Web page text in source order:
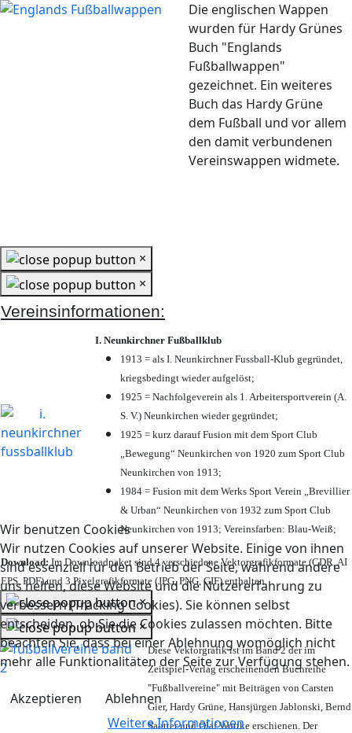
Wir benutzen Cookies
Wir nutzen Cookies auf unserer Website. Einige von ihnen
sind essenziell für den Betrieb der Seite, während andere
uns helfen, diese Website und die Nutzererfahrung zu
verbessern (Tracking Cookies). Sie können selbst
entscheiden, ob Sie die Cookies zulassen möchten. Bitte
beachten Sie, dass bei einer Ablehnung womöglich nicht
mehr alle Funktionalitäten der Seite zur Verfügung stehen.
Akzeptieren
Ablehnen
Weitere Informationen
Die englischen Wappen
wurden für Hardy Grünes
Buch "Englands
Fußballwappen"
gezeichnet. Ein weiteres
Buch das Hardy Grüne
dem Fußball und vor allem
den damit verbundenen
Vereinswappen widmete.
×
×
Vereinsinformationen:
I. Neunkirchner Fußballklub
1913 = als I. Neunkirchner Fussball-Klub gegründet,
kriegsbedingt wieder aufgelöst;
1925 = Nachfolgeverein als 1. Arbeitersportverein (A.
S. V.) Neunkirchen wieder gegründet;
1925 = kurz darauf Fusion mit dem Sport Club
„Bewegung“ Neunkirchen von 1920 zum Sport Club
Neunkirchen von 1913;
1984 = Fusion mit dem Werks Sport Verein „Brevillier
& Urban“ Neunkirchen von 1932 zum Sport Club
Neunkirchen von 1913; Vereinsfarben: Blau-Weiß;
Download: Im Downloadpaket sind 4 verschiedene Vektorgrafikformate (CDR, AI
EPS, PDF) und 3 Pixelgrafikformate (JPG, PNG, GIF) enthalten.
×
×
Diese Vektorgrafik ist im Band 2 der im
Zeitspiel-Verlag erscheinenden Buchreihe
"Fußballvereine" mit Beiträgen von Carsten
Gier, Hardy Grüne, Hansjürgen Jablonski, Bernd
Sautter und Olaf Wuttke erschienen. Der